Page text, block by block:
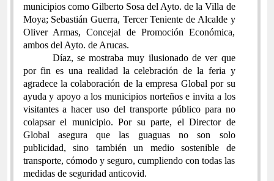
municipios como Gilberto Sosa del Ayto. de la Villa de
Moya; Sebastián Guerra, Tercer Teniente de Alcalde y
Oliver Armas, Concejal de Promoción Económica,
ambos del Ayto. de Arucas.
Díaz, se mostraba muy ilusionado de ver que
por fin es una realidad la celebración de la feria y
agradece la colaboración de la empresa Global por su
ayuda y apoyo a los municipios norteños e invita a los
visitantes a hacer uso del transporte público para no
colapsar el municipio. Por su parte, el Director de
Global asegura que las guaguas no son solo
publicidad, sino también un medio sostenible de
transporte, cómodo y seguro, cumpliendo con todas las
medidas de seguridad anticovid.